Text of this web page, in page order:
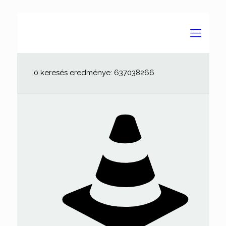
0 keresés eredménye: 637038266